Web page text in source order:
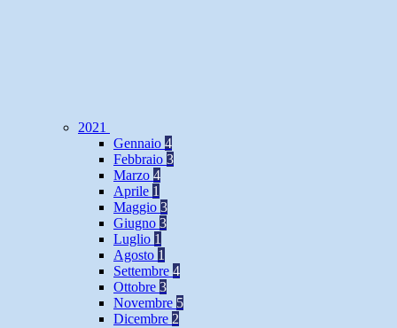
2021
Gennaio 4
Febbraio 3
Marzo 4
Aprile 1
Maggio 3
Giugno 3
Luglio 1
Agosto 1
Settembre 4
Ottobre 3
Novembre 5
Dicembre 2